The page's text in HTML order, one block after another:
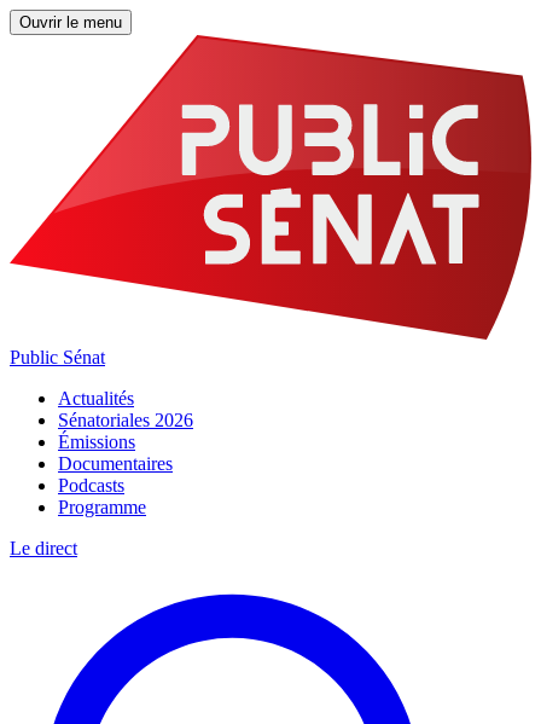
Ouvrir le menu
Public Sénat
Actualités
Sénatoriales 2026
Émissions
Documentaires
Podcasts
Programme
Le direct